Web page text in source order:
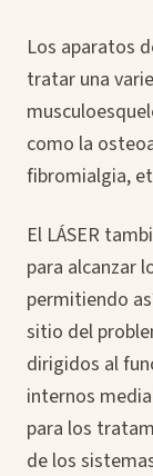
Los aparatos
tratar una
como la
fibromialgia,
El LÁSER
para alcanzar
permitiendo
sitio del
dirigidos al
internos
para los
de los